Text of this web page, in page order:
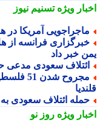
ویژهتسنیم نیوز
آمریکا در
خبر داد
سعودی مدعی
مجروح شدن
ائتلاف سعودی به
ویژهروز نو